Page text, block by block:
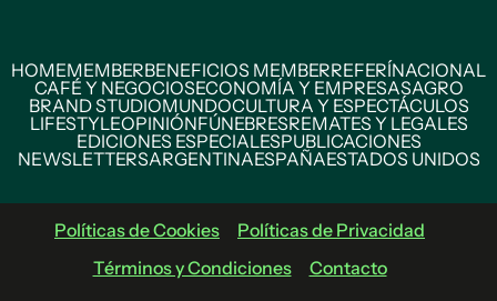
HOMEMEMBERBENEFICIOS MEMBERREFERÍNACIONAL
CAFÉ Y NEGOCIOSECONOMÍA Y EMPRESASAGRO
BRAND STUDIOMUNDOCULTURA Y ESPECTÁCULOS
LIFESTYLEOPINIÓNFÚNEBRESREMATES Y LEGALES
EDICIONES ESPECIALESPUBLICACIONES
NEWSLETTERSARGENTINAESPAÑAESTADOS UNIDOS
Políticas de Cookies
Políticas de Privacidad
Términos y Condiciones
Contacto